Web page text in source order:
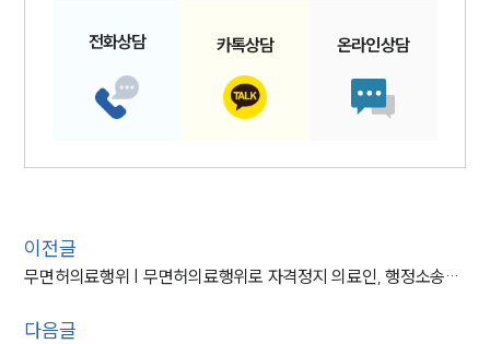
전화상담 카톡상담 온라인상담
이전글
무면허의료행위 | 무면허의료행위로 자격정지 의료인, 행정소송으로 처분 취소
다음글